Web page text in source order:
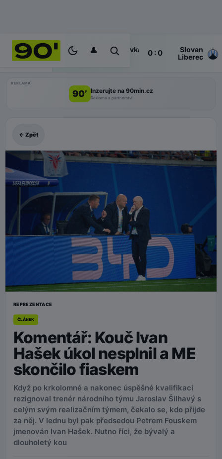
👤
ŽIVĚ Poločas
Zbrojovka
Brno
0 : 0
Slovan
Liberec
REKLAMA
90’ Inzerujte na 90min.cz
Reklama a partnerství
← Zpět
REPREZENTACE
ČLÁNEK
Komentář: Kouč Ivan
Hašek úkol nesplnil a ME
skončilo fiaskem
Když po krkolomné a nakonec úspěšné kvalifikaci
rezignoval trenér národního týmu Jaroslav Šilhavý s
celým svým realizačním týmem, čekalo se, kdo přijde
za něj. V lednu byl pak předsedou Petrem Fouskem
jmenován Ivan Hašek. Nutno říci, že bývalý a
dlouholetý kou